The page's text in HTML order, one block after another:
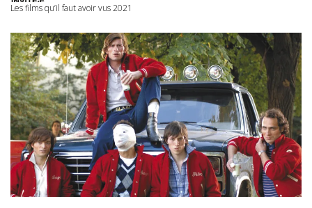
Les films qu’il faut avoir vus 2021